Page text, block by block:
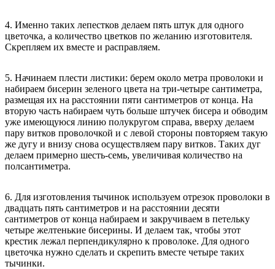
4. Именно таких лепестков делаем пять штук для одного
цветочка, а количество цветков по желанию изготовителя.
Скрепляем их вместе и расправляем.
5. Начинаем плести листики: берем около метра проволоки и
набираем бисерин зеленого цвета на три-четыре сантиметра,
размещая их на расстоянии пяти сантиметров от конца. На
вторую часть набираем чуть больше штучек бисера и обводим
уже имеющуюся линию полукругом справа, вверху делаем
пару витков проволочкой и с левой стороны повторяем такую
же дугу и внизу снова осуществляем пару витков. Таких дуг
делаем примерно шесть-семь, увеличивая количество на
полсантиметра.
6. Для изготовления тычинок используем отрезок проволоки в
двадцать пять сантиметров и на расстоянии десяти
сантиметров от конца набираем и закручиваем в петельку
четыре желтенькие бисерины. И делаем так, чтобы этот
крестик лежал перпендикулярно к проволоке. Для одного
цветочка нужно сделать и скрепить вместе четыре таких
тычинки.